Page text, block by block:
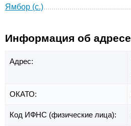
Ямбор (с.)
Информация об адресе
Адрес:
ОКАТО:
Код ИФНС (физические лица):